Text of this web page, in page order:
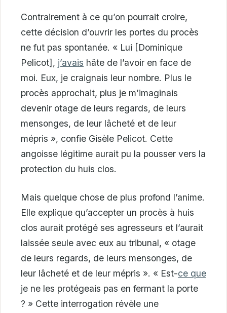
Contrairement à ce qu’on pourrait croire,
cette décision d’ouvrir les portes du procès
ne fut pas spontanée. « Lui [Dominique
Pelicot], j’avais hâte de l’avoir en face de
moi. Eux, je craignais leur nombre. Plus le
procès approchait, plus je m’imaginais
devenir otage de leurs regards, de leurs
mensonges, de leur lâcheté et de leur
mépris », confie Gisèle Pelicot. Cette
angoisse légitime aurait pu la pousser vers la
protection du huis clos.
Mais quelque chose de plus profond l’anime.
Elle explique qu’accepter un procès à huis
clos aurait protégé ses agresseurs et l’aurait
laissée seule avec eux au tribunal, « otage
de leurs regards, de leurs mensonges, de
leur lâcheté et de leur mépris ». « Est-ce que
je ne les protégeais pas en fermant la porte
? » Cette interrogation révèle une